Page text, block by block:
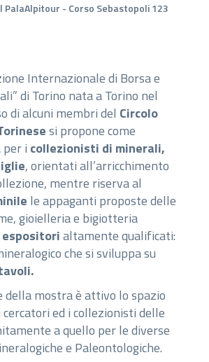
PalaAlpitour - Corso Sebastopoli 123
Internazionale di Borsa e
di Torino nata a Torino nel
di alcuni membri del Circolo
si propone come
per i collezionisti di minerali,
, orientati all’arricchimento
mentre riserva al
le appaganti proposte delle
gioielleria e bigiotteria
espositorialtamente qualificati:
che si sviluppa su
della mostra è attivo lo spazio
ed i collezionisti delle
a quello per le diverse
e Paleontologiche.